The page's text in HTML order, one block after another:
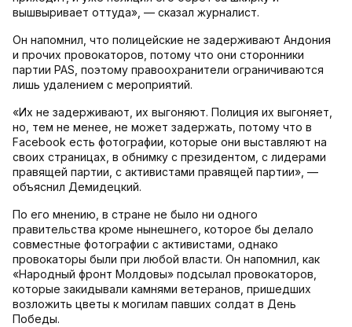
вышвыривает оттуда», — сказал журналист.
Он напомнил, что полицейские не задерживают Андония
и прочих провокаторов, потому что они сторонники
партии PAS, поэтому правоохранители ограничиваются
лишь удалением с мероприятий.
«Их не задерживают, их выгоняют. Полиция их выгоняет,
но, тем не менее, не может задержать, потому что в
Facebook есть фотографии, которые они выставляют на
своих страницах, в обнимку с президентом, с лидерами
правящей партии, с активистами правящей партии», —
объяснил Демидецкий.
По его мнению, в стране не было ни одного
правительства кроме нынешнего, которое бы делало
совместные фотографии с активистами, однако
провокаторы были при любой власти. Он напомнил, как
«Народный фронт Молдовы» подсылал провокаторов,
которые закидывали камнями ветеранов, пришедших
возложить цветы к могилам павших солдат в День
Победы.